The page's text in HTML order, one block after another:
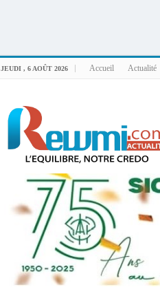
JEUDI , 6 AOÛT 2026 Accueil Actualité